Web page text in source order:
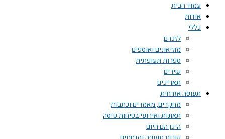
עמוד הבית
אודות
כללי
לזכרם
מוזיאונים ואוספים
ספרות תעופתית
שירים
תאריכים
תעופה אזרחית
מחקרים, מאמרים וכתבות
תאונות ואירועי בטיחות טיסה
היכן הם היום